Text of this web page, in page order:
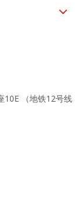
10E （地铁12号线